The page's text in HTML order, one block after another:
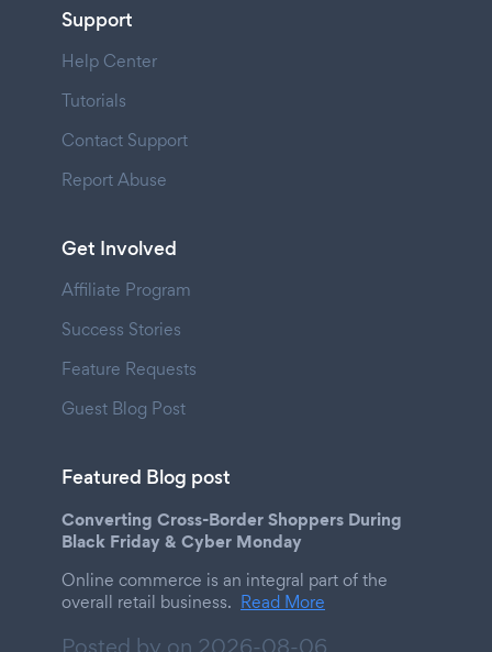
Support
Help Center
Tutorials
Contact Support
Report Abuse
Get Involved
Affiliate Program
Success Stories
Feature Requests
Guest Blog Post
Featured Blog post
Converting Cross-Border Shoppers During
Black Friday & Cyber Monday
Online commerce is an integral part of the
overall retail business. Read More